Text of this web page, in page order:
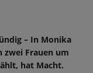
– In Monika
zwei Frauen um
hat Macht.